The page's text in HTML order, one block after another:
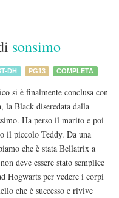
sonsimo
DH PG13 COMPLETA
si è finalmente conclusa con
Black diseredata dalla
Ha perso il marito e poi
il piccolo Teddy. Da una
che è stata Bellatrix a
deve essere stato semplice
Hogwarts per vedere i corpi
che è successo e rivive